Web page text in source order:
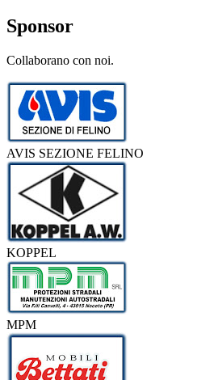
Sponsor
Collaborano con noi.
AVIS SEZIONE FELINO
KOPPEL
MPM